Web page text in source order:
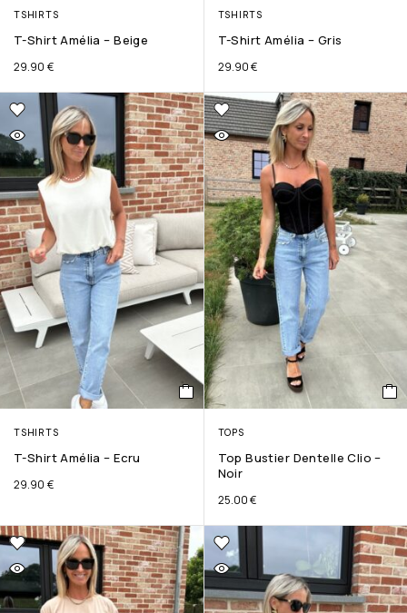
TSHIRTS
T-Shirt Amélia – Beige
29.90 €
TSHIRTS
T-Shirt Amélia – Gris
29.90€
TSHIRTS
T-Shirt Amélia – Ecru
29.90 €
TOPS
Top Bustier Dentelle Clio –
Noir
25.00€